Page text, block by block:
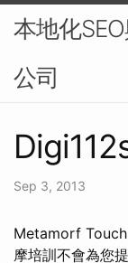
本地化
公司
Sep 3, 2013
Metamorf
摩培訓不會為您